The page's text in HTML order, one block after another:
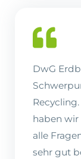
DwG
haben
alle
sehr gut